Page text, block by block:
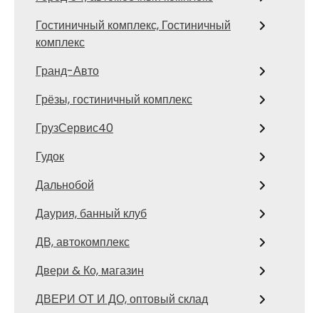
Гостиничный комплекс, Гостиничный
комплекс
Гранд-Авто
Грёзы, гостиничный комплекс
ГрузСервис40
Гудок
Дальнобой
Даурия, банный клуб
ДВ, автокомплекс
Двери & Ко, магазин
ДВЕРИ ОТ И ДО, оптовый склад